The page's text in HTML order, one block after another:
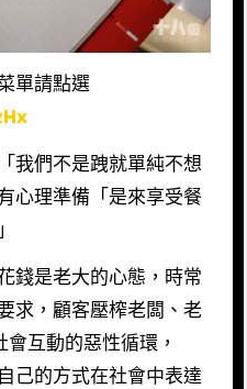
單請點選
我們不是跩就單純不想
心理準備「是來享受餐
錢是老大的心態，時常
求，顧客壓榨老闆、老
互動的惡性循環，
己的方式在社會中表達